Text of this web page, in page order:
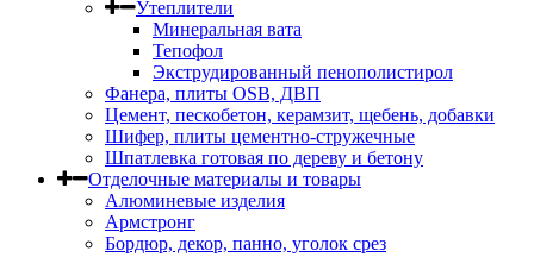
Утеплители
Минеральная вата
Тепофол
Экструдированный пенополистирол
Фанера, плиты OSB, ДВП
Цемент, пескобетон, керамзит, щебень, добавки
Шифер, плиты цементно-стружечные
Шпатлевка готовая по дереву и бетону
Отделочные материалы и товары
Алюминевые изделия
Армстронг
Бордюр, декор, панно, уголок срез